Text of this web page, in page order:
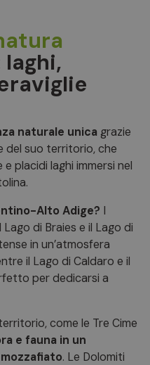
naturale unica grazie
del suo territorio, che
placidi laghi immersi nel
Alto Adige? I
di Braies e il Lago di
in un’atmosfera
il Lago di Caldaro e il
per dedicarsi a
come le Tre Cime
e fauna in un
. Le Dolomiti